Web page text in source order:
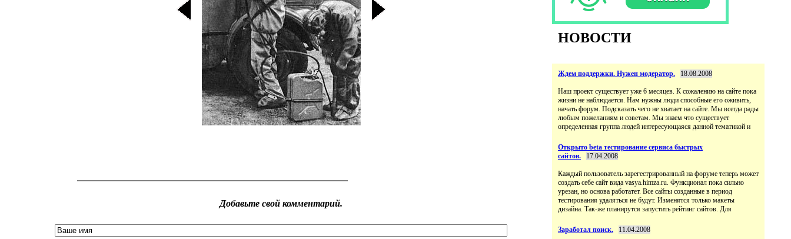
Добавьте свой комментарий.
НОВОСТИ
Ждем поддержки. Нужен модератор. 18.08.2008
Наш проект существует уже 6 месяцев. К сожалению на сайте пока
жизни не наблюдается. Нам нужны люди способные его оживить,
начать форум. Подсказать чего не хватает на сайте. Мы всегда рады
любым пожеланиям и советам. Мы знаем что существует
определенная группа людей интересующаяся данной тематикой и
Открыто beta тестирование сервиса быстрых
сайтов.
17.04.2008
Каждый пользователь зарегестрированный на форуме теперь может
создать себе сайт вида vasya.himza.ru. Функционал пока сильно
урезан, но основа работатет. Все сайты созданные в период
тестирования удаляться не будут. Изменятся только макеты
дизайна. Так-же планирутся запустить рейтинг сайтов. Для
Заработал поиск. 11.04.2008